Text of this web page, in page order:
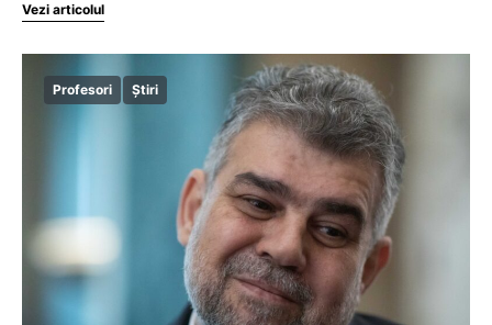
Vezi articolul
Profesori Știri